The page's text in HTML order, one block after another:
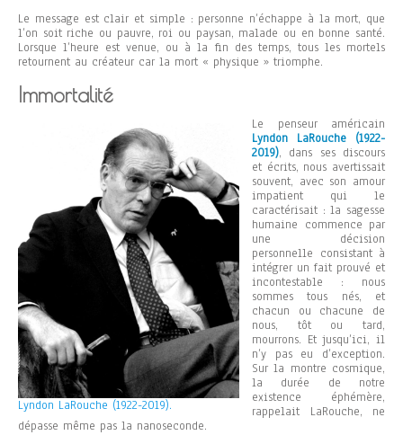
Le message est clair et simple : personne n’échappe à la mort, que
l’on soit riche ou pauvre, roi ou paysan, malade ou en bonne santé.
Lorsque l’heure est venue, ou à la fin des temps, tous les mortels
retournent au créateur car la mort « physique » triomphe.
Immortalité
Lyndon LaRouche (1922-2019).
Le penseur américain
Lyndon LaRouche (1922-
2019), dans ses discours
et écrits, nous avertissait
souvent, avec son amour
impatient qui le
caractérisait : la sagesse
humaine commence par
une décision
personnelle consistant à
intégrer un fait prouvé et
incontestable : nous
sommes tous nés, et
chacun ou chacune de
nous, tôt ou tard,
mourrons. Et jusqu’ici, il
n’y pas eu d’exception.
Sur la montre cosmique,
la durée de notre
existence éphémère,
rappelait LaRouche, ne
dépasse même pas la nanoseconde.